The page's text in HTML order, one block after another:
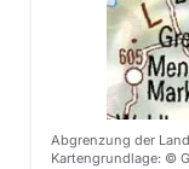
Abgrenzung der
Kartengrundlage: ©